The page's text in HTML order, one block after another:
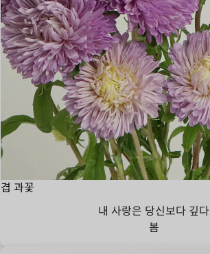
겹 과꽃
내 사랑은 당신보다 깊다
봄